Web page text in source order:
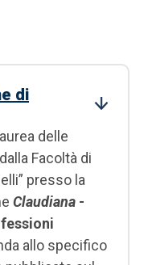
di
delle
Facoltà di
presso la
Claudiana -
allo specifico